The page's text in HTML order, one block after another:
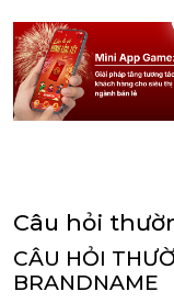
Câu hỏi
CÂU HỎI
BRANDNAME